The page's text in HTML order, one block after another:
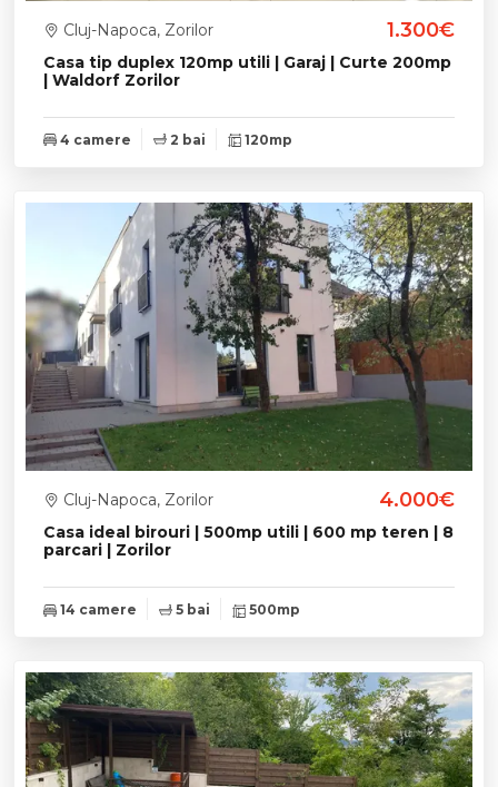
Casa tip duplex 120mp utili | Garaj | Curte 200mp
| Waldorf Zorilor
Cluj-Napoca, Zorilor 1.300€
4 camere 2 bai 120mp
Casa ideal birouri | 500mp utili | 600 mp teren | 8
parcari | Zorilor
Cluj-Napoca, Zorilor 4.000€
14 camere 5 bai 500mp